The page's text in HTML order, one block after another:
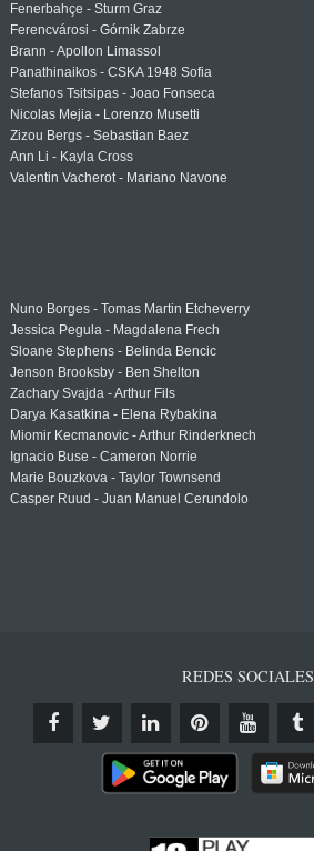
Fenerbahçe - Sturm Graz
Ferencvárosi - Górnik Zabrze
Brann - Apollon Limassol
Panathinaikos - CSKA 1948 Sofia
Stefanos Tsitsipas - Joao Fonseca
Nicolas Mejia - Lorenzo Musetti
Zizou Bergs - Sebastian Baez
Ann Li - Kayla Cross
Valentin Vacherot - Mariano Navone
Nuno Borges - Tomas Martin Etcheverry
Jessica Pegula - Magdalena Frech
Sloane Stephens - Belinda Bencic
Jenson Brooksby - Ben Shelton
Zachary Svajda - Arthur Fils
Darya Kasatkina - Elena Rybakina
Miomir Kecmanovic - Arthur Rinderknech
Ignacio Buse - Cameron Norrie
Marie Bouzkova - Taylor Townsend
Casper Ruud - Juan Manuel Cerundolo
REDES SOCIALES